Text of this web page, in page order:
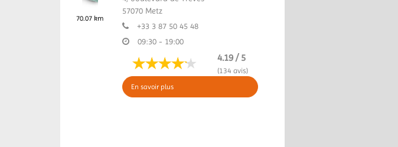
70.07 km
57070 Metz
+33 3 87 50 45 48
09:30 - 19:00
4.19 / 5
(134 avis)
En savoir plus